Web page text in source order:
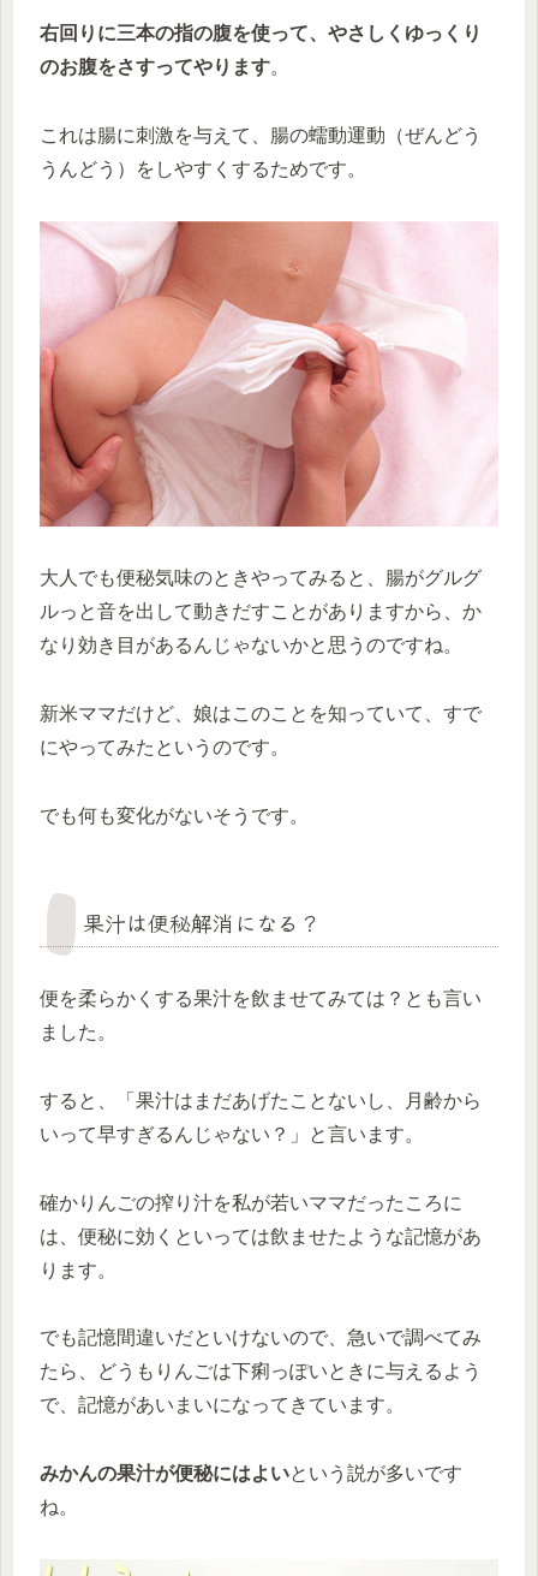
右回りに三本の指の腹を使って、やさしくゆっくり
のお腹をさすってやります。
これは腸に刺激を与えて、腸の蠕動運動（ぜんどう
うんどう）をしやすくするためです。
大人でも便秘気味のときやってみると、腸がグルグ
ルっと音を出して動きだすことがありますから、か
なり効き目があるんじゃないかと思うのですね。
新米ママだけど、娘はこのことを知っていて、すで
にやってみたというのです。
でも何も変化がないそうです。
果汁は便秘解消になる？
便を柔らかくする果汁を飲ませてみては？とも言い
ました。
すると、「果汁はまだあげたことないし、月齢から
いって早すぎるんじゃない？」と言います。
確かりんごの搾り汁を私が若いママだったころに
は、便秘に効くといっては飲ませたような記憶があ
ります。
でも記憶間違いだといけないので、急いで調べてみ
たら、どうもりんごは下痢っぽいときに与えるよう
で、記憶があいまいになってきています。
みかんの果汁が便秘にはよいという説が多いです
ね。